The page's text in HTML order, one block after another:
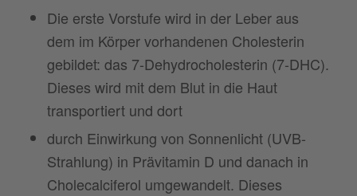
Die erste Vorstufe wird in der Leber aus
dem im Körper vorhandenen Cholesterin
gebildet: das 7-Dehydrocholesterin (7-DHC).
Dieses wird mit dem Blut in die Haut
transportiert und dort
durch Einwirkung von Sonnenlicht (UVB-
Strahlung) in Prävitamin D und danach in
Cholecalciferol umgewandelt. Dieses